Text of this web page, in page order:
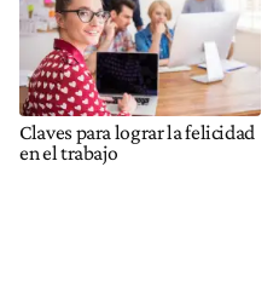
Claves para lograr la felicidad
en el trabajo